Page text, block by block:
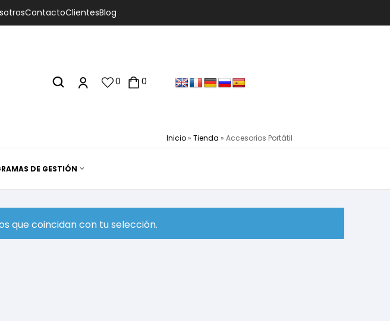
ContactoClientesBlog
0 0
Inicio » Tienda » Accesorios Portátil
DE GESTIÓN
que coincidan con tu selección.